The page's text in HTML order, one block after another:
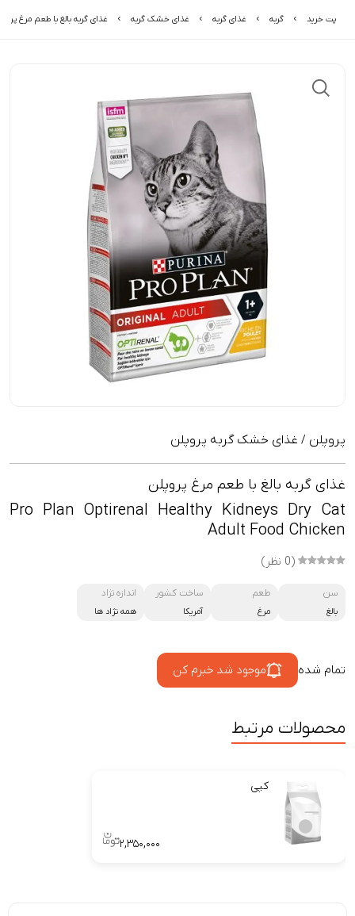
پت خرید گربه غذای گربه غذای خشک گربه غذای گربه بالغ با طعم مرغ
پروپلن / غذای خشک گربه پروپلن
غذای گربه بالغ با طعم مرغ پروپلن
Pro Plan Optirenal Healthy Kidneys Dry Cat
Adult Food Chicken
(0 نظر)
سن
بالغ
طعم
مرغ
ساخت کشور
آمریکا
اندازه نژاد
همه نژاد ها
تمام شده موجود شد خبرم کن
محصولات مرتبط
کپی
۲,۳۵۰,۰۰۰